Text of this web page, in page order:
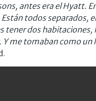
antes era el Hyatt.
Están todos separados,
tener dos
Y me tomaban como un